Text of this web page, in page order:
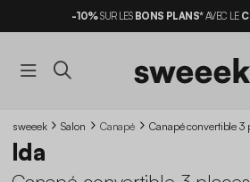
-10%SUR LES BONS PLANS*AVEC LE
sweeek Salon Canapé Canapé convertible 3
Ida